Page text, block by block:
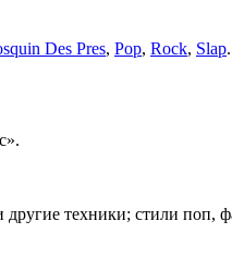
Des Pres, Pop, Rock, Slap.
техники; стили